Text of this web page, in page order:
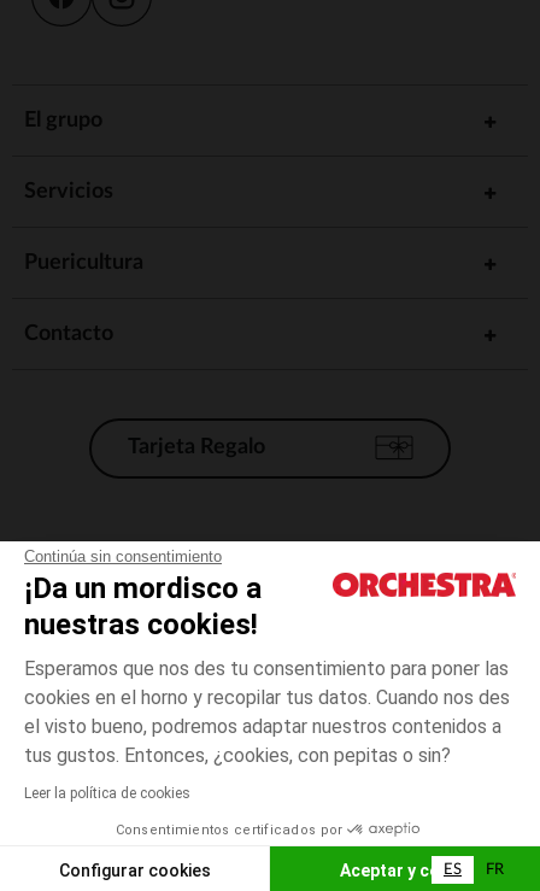
Continúa sin consentimiento
¡Da un mordisco a
nuestras cookies!
Esperamos que nos des tu consentimiento para poner las
cookies en el horno y recopilar tus datos. Cuando nos des
el visto bueno, podremos adaptar nuestros contenidos a
tus gustos. Entonces, ¿cookies, con pepitas o sin?
Leer la política de cookies
Consentimientos certificados por
Configurar cookies Aceptar y cerrar
talla
unica
El pago medidante
AÑADIR A LA CESTA
El grupo
Servicios
Puericultura
Contacto
Tarjeta Regalo
Condiciones generales de venta
Aviso Legal
*Condiciones de las ofertas actuales
Gestión de las cookies
Accesibilidad: no conforme
Orchestra adhiere al código de ética de la Federación Francesa de comercio
electrónico y venta a distancia (FEVAD) y al sistema de mediación de
ES FR